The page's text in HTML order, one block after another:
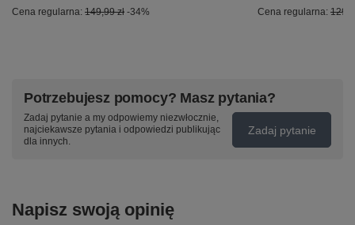
Cena regularna: 149,99 zł -34%
Cena regularna:
Potrzebujesz pomocy? Masz pytania?
Zadaj pytanie a my odpowiemy niezwłocznie,
najciekawsze pytania i odpowiedzi publikując
dla innych.
Zadaj pytanie
Napisz swoją opinię